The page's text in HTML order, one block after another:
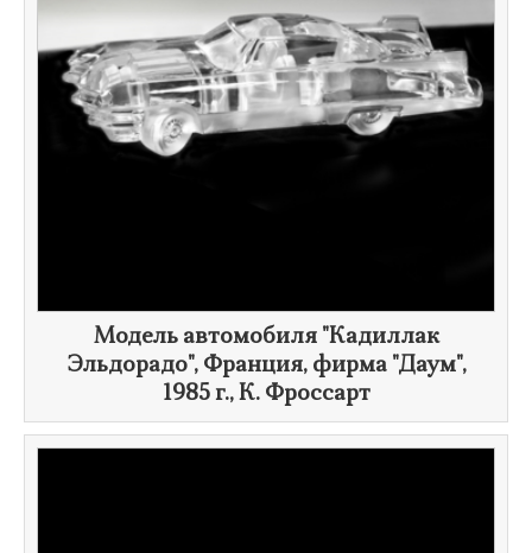
Модель автомобиля "Кадиллак
Эльдорадо", Франция, фирма "Даум",
1985 г., К. Фроссарт